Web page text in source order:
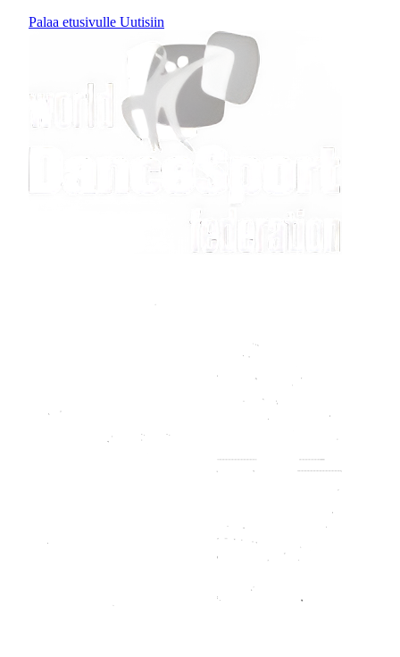
Palaa etusivulle Uutisiin